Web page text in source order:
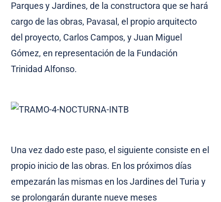
Parques y Jardines, de la constructora que se hará
cargo de las obras, Pavasal, el propio arquitecto
del proyecto, Carlos Campos, y Juan Miguel
Gómez, en representación de la Fundación
Trinidad Alfonso.
Una vez dado este paso, el siguiente consiste en el
propio inicio de las obras. En los próximos días
empezarán las mismas en los Jardines del Turia y
se prolongarán durante nueve meses